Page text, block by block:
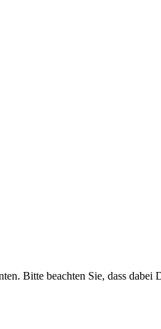
Bitte beachten Sie, dass dabei